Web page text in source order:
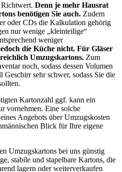
Denn je mehr Hausrat
benötigen Sie auch. Zudem
oder CDs die Kalkulation gehörig
nur wenige „kleinteilige“
weniger
die Küche nicht. Für Gläser
Umzugskartons. Zum
noch, sodass dessen Volumen
Geschirr sehr schwer, sodass Sie die
Kartonzahl ggf. kann ein
vornehmen. Eine solche
Angebots über Umzugskosten
Blick für Ihre eigene
Umzugskartons bei uns günstig
stabile und stapelbare Kartons, die
lagern oder weiterverkaufen